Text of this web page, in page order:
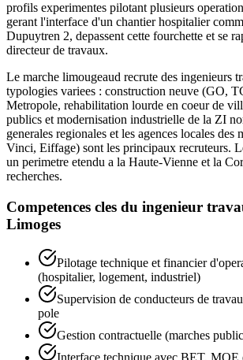
profils experimentes pilotant plusieurs
gerant l'interface d'un chantier hospitalier
Dupuytren 2, depassent cette fourchette et se
directeur de travaux.
Le marche limougeaud recrute des ingenieurs
typologies variees : construction neuve (GO,
Metropole, rehabilitation lourde en coeur de
publics et modernisation industrielle de la ZI
generales regionales et les agences locales des
Vinci, Eiffage) sont les principaux recruteurs.
un perimetre etendu a la Haute-Vienne et la
recherches.
Competences cles du ingenieur
Limoges
Pilotage technique et financier
(hospitalier, logement, industriel)
Supervision de conducteurs de
pole
Gestion contractuelle (marches
Interface technique avec BET, MOE